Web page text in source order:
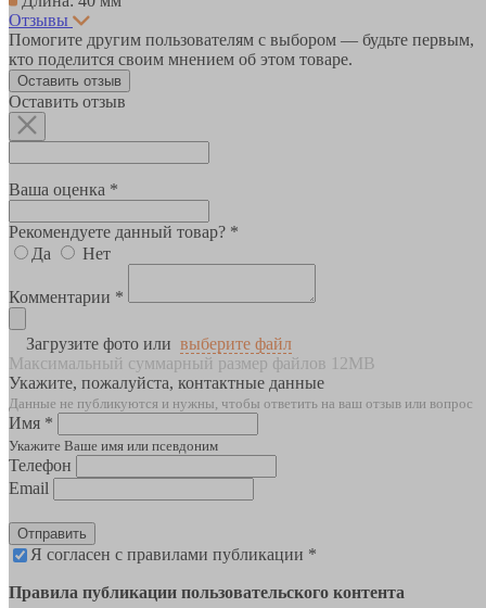
Отзывы
Помогите другим пользователям с выбором — будьте первым,
кто поделится своим мнением об этом товаре.
Оставить отзыв
Оставить отзыв
Ваша оценка *
Рекомендуете данный товар? *
Да
Нет
Комментарии *
Загрузите фото или выберите файл
Максимальный суммарный размер файлов 12MB
Укажите, пожалуйста, контактные данные
Данные не публикуются и нужны, чтобы ответить на ваш отзыв или вопрос
Имя *
Укажите Ваше имя или псевдоним
Телефон
Email
Отправить
Я согласен с правилами публикации *
Правила публикации пользовательского контента